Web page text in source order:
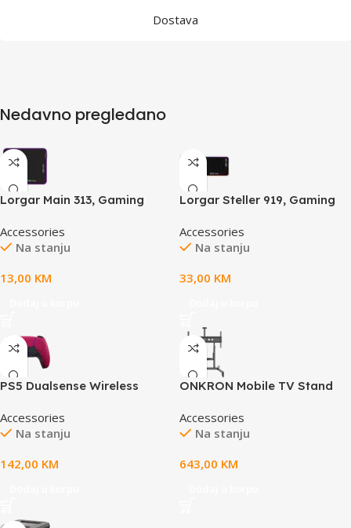
Dostava
Nedavno pregledano
Lorgar Main 313, Gaming
surface, Purple anti-slip
rubber base, size: 360mm x
0.195kg
Accessories
Na stanju
13,00 KM
Lorgar Steller 919, Gaming
surface, anti-slip rubber
base, RGB backlight, USB
Gameware support, size:
Accessories
Na stanju
33,00 KM
PS5 Dualsense Wireless
Accessories
Na stanju
142,00 KM
ONKRON Mobile TV Stand
Inch Screens up to 120 kg,
black
Accessories
Na stanju
643,00 KM